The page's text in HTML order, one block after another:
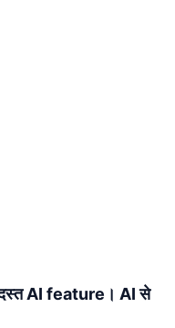
AI feature। AI से